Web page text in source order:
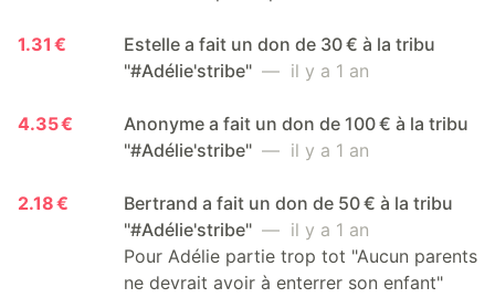
1.31 €
Estelle a fait un don de 30 € à la tribu
"#Adélie'stribe" — il y a 1 an
4.35 €
Anonyme a fait un don de 100 € à la tribu
"#Adélie'stribe" — il y a 1 an
2.18 €
Bertrand a fait un don de 50 € à la tribu
"#Adélie'stribe" — il y a 1 an
Pour Adélie partie trop tot "Aucun parents
ne devrait avoir à enterrer son enfant"